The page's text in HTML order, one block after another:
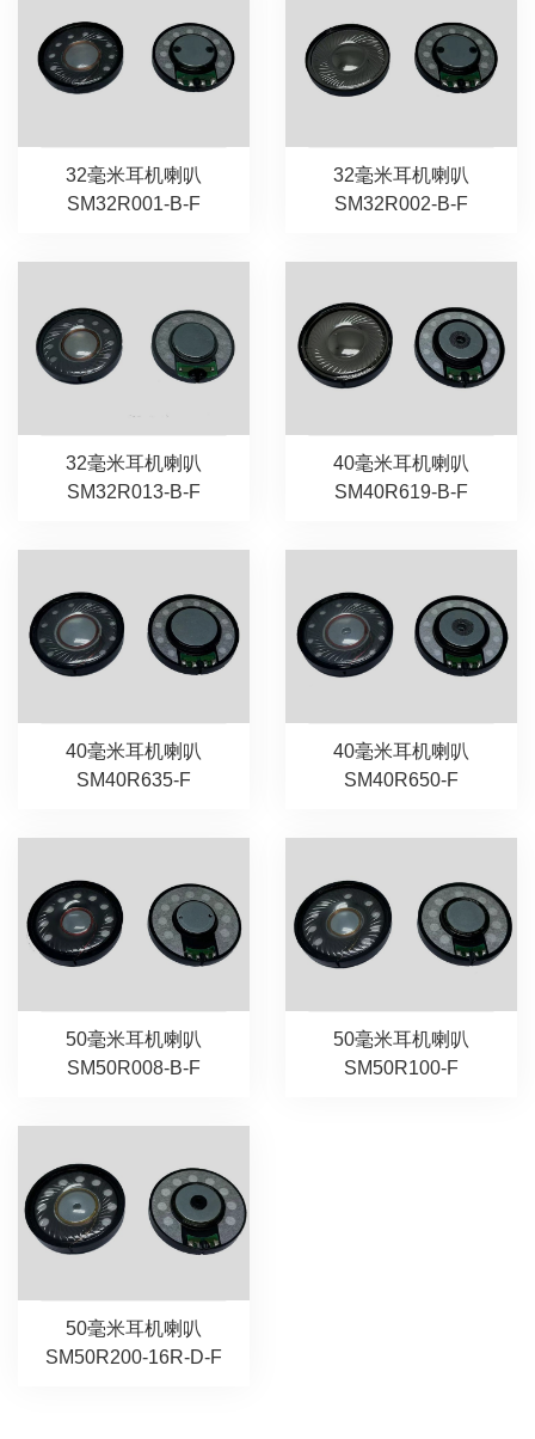
32毫米耳机喇叭
SM32R001-B-F
32毫米耳机喇叭
SM32R002-B-F
32毫米耳机喇叭
SM32R013-B-F
40毫米耳机喇叭
SM40R619-B-F
40毫米耳机喇叭
SM40R635-F
40毫米耳机喇叭
SM40R650-F
50毫米耳机喇叭
SM50R008-B-F
50毫米耳机喇叭
SM50R100-F
50毫米耳机喇叭
SM50R200-16R-D-F